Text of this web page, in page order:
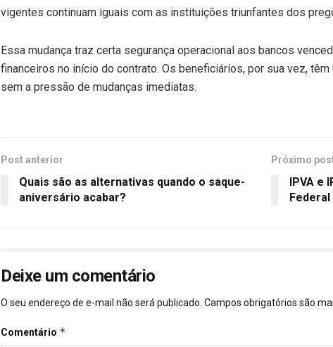
vigentes continuam iguais com as instituições triunfantes dos
Essa mudança traz certa segurança operacional aos bancos
financeiros no início do contrato. Os beneficiários, por sua vez,
sem a pressão de mudanças imediatas.
Post anterior
Quais são as alternativas quando o saque-
aniversário acabar?
Próximo
IPVA
Federal
Deixe um comentário
O seu endereço de e-mail não será publicado. Campos obrigatórios são
Comentário *